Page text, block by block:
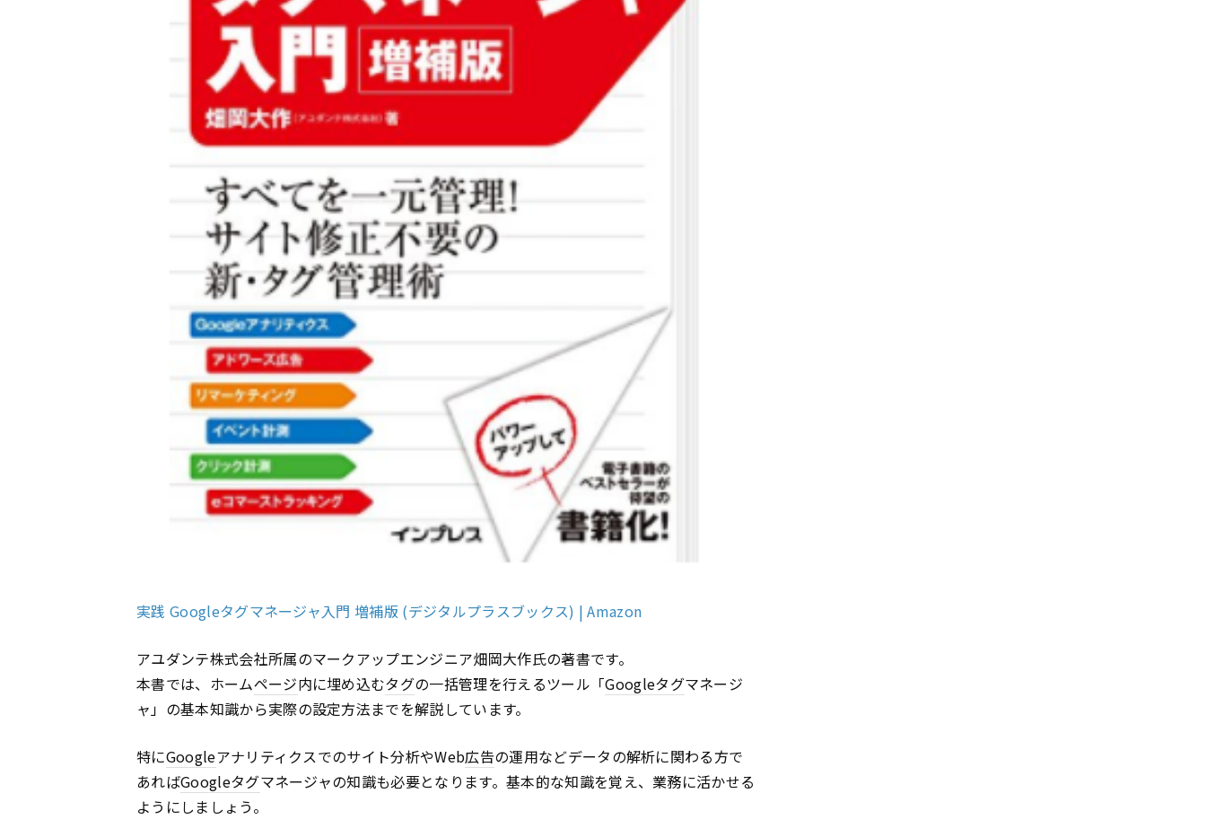
実践 Googleタグマネージャ入門 増補版 (デジタルプラスブックス) | Amazon
アユダンテ株式会社所属のマークアップエンジニア畑岡大作氏の著書です。
本書では、ホームページ内に埋め込むタグの一括管理を行えるツール「Googleタグマネージ
ャ」の基本知識から実際の設定方法までを解説しています。
特にGoogleアナリティクスでのサイト分析やWeb広告の運用などデータの解析に関わる方で
あればGoogleタグマネージャの知識も必要となります。基本的な知識を覚え、業務に活かせる
ようにしましょう。